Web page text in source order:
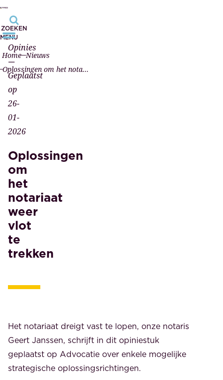
ZOEKEN
MENU
Home Nieuws
Oplossingen om het notariaat weer vlot te trekken
Opinies
—
Geplaatst
op
26-
01-
2026
Oplossingen
om
het
notariaat
weer
vlot
te
trekken
Het notariaat dreigt vast te lopen, onze notaris
Geert Janssen, schrijft in dit opiniestuk
geplaatst op Advocatie over enkele mogelijke
strategische oplossingsrichtingen.